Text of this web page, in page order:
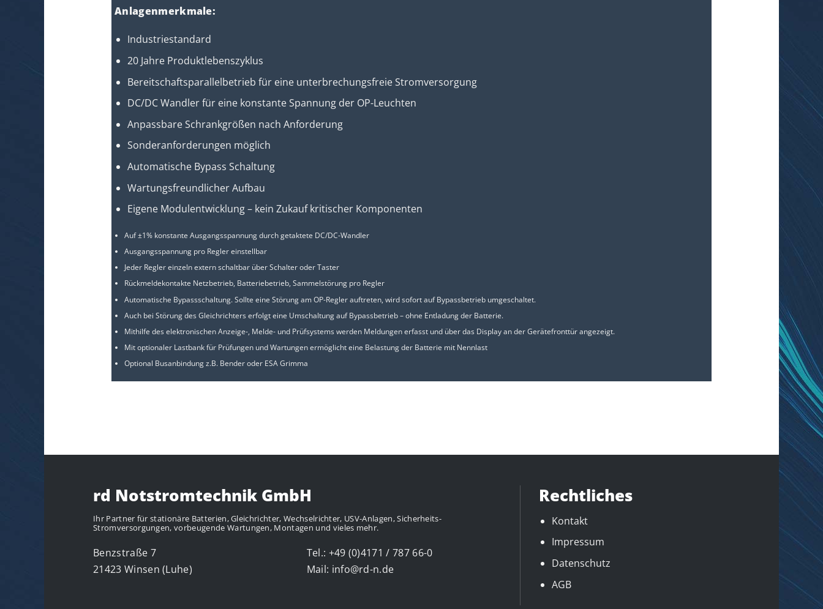
Anlagenmerkmale:
Industriestandard
20 Jahre Produktlebenszyklus
Bereitschaftsparallelbetrieb für eine unterbrechungsfreie Stromversorgung
DC/DC Wandler für eine konstante Spannung der OP-Leuchten
Anpassbare Schrankgrößen nach Anforderung
Sonderanforderungen möglich
Automatische Bypass Schaltung
Wartungsfreundlicher Aufbau
Eigene Modulentwicklung – kein Zukauf kritischer Komponenten
Auf ±1% konstante Ausgangsspannung durch getaktete DC/DC-Wandler
Ausgangsspannung pro Regler einstellbar
Jeder Regler einzeln extern schaltbar über Schalter oder Taster
Rückmeldekontakte Netzbetrieb, Batteriebetrieb, Sammelstörung pro Regler
Automatische Bypassschaltung. Sollte eine Störung am OP-Regler auftreten, wird sofort auf Bypassbetrieb umgeschaltet.
Auch bei Störung des Gleichrichters erfolgt eine Umschaltung auf Bypassbetrieb – ohne Entladung der Batterie.
Mithilfe des elektronischen Anzeige-, Melde- und Prüfsystems werden Meldungen erfasst und über das Display an der Gerätefronttür angezeigt.
Mit optionaler Lastbank für Prüfungen und Wartungen ermöglicht eine Belastung der Batterie mit Nennlast
Optional Busanbindung z.B. Bender oder ESA Grimma
rd Notstromtechnik GmbH
Ihr Partner für stationäre Batterien, Gleichrichter, Wechselrichter, USV-Anlagen, Sicherheits-
Stromversorgungen, vorbeugende Wartungen, Montagen und vieles mehr.
Benzstraße 7
21423 Winsen (Luhe)
Tel.: +49 (0)4171 / 787 66-0
Mail: info@rd-n.de
Rechtliches
Kontakt
Impressum
Datenschutz
AGB